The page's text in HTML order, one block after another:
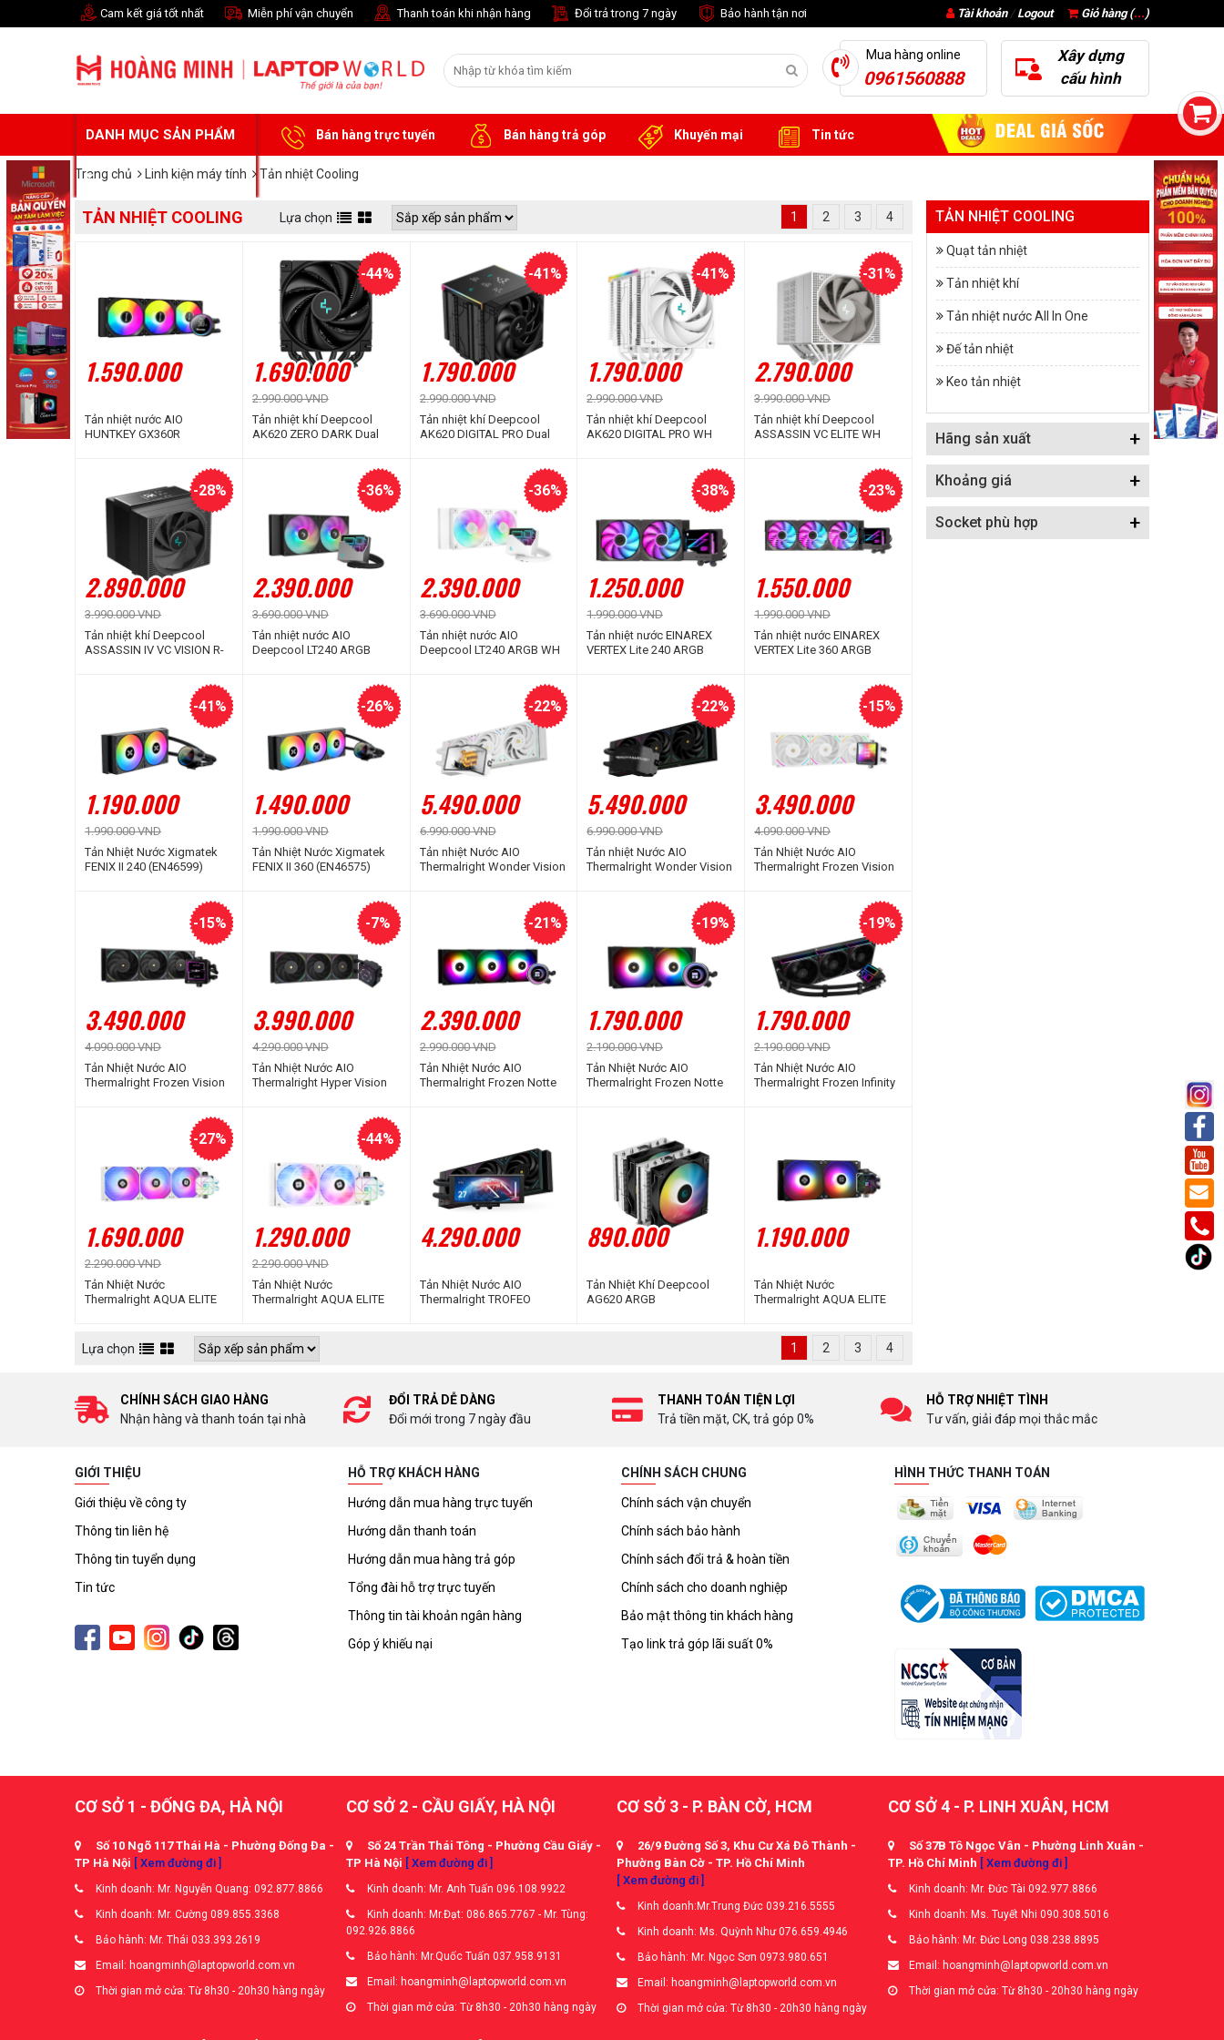
Cam kết giá tốt nhất Miễn phí vận chuyển Thanh toán khi nhận hàng Đổi trả trong 7 ngày Bảo hành tận nơi Giỏ hàng (...)
Tài khoản/ Logout
Mua hàng online
0961560888
Xây dựng
cấu hình
DANH MỤC SẢN PHẨM Bán hàng trực tuyến Bán hàng trả góp Khuyến mại Tin tức
Trang chủ Linh kiện máy tính Tản nhiệt Cooling
TẢN NHIỆT COOLING Lựa chọn 1 2 3 4
1.590.000
Tản nhiệt nước AIO
HUNTKEY GX360R
1.690.000
2.990.000 VND
-44%
Tản nhiệt khí Deepcool
AK620 ZERO DARK Dual
1.790.000
2.990.000 VND
-41%
Tản nhiệt khí Deepcool
AK620 DIGITAL PRO Dual
1.790.000
2.990.000 VND
-41%
Tản nhiệt khí Deepcool
AK620 DIGITAL PRO WH
2.790.000
3.990.000 VND
-31%
Tản nhiệt khí Deepcool
ASSASSIN VC ELITE WH
2.890.000
3.990.000 VND
-28%
Tản nhiệt khí Deepcool
ASSASSIN IV VC VISION R-
2.390.000
3.690.000 VND
-36%
Tản nhiệt nước AIO
Deepcool LT240 ARGB
2.390.000
3.690.000 VND
-36%
Tản nhiệt nước AIO
Deepcool LT240 ARGB WH
1.250.000
1.990.000 VND
-38%
Tản nhiệt nước EINAREX
VERTEX Lite 240 ARGB
1.550.000
1.990.000 VND
-23%
Tản nhiệt nước EINAREX
VERTEX Lite 360 ARGB
1.190.000
1.990.000 VND
-41%
Tản Nhiệt Nước Xigmatek
FENIX II 240 (EN46599)
1.490.000
1.990.000 VND
-26%
Tản Nhiệt Nước Xigmatek
FENIX II 360 (EN46575)
5.490.000
6.990.000 VND
-22%
Tản nhiệt Nước AIO
Thermalright Wonder Vision
5.490.000
6.990.000 VND
-22%
Tản nhiệt Nước AIO
Thermalright Wonder Vision
3.490.000
4.090.000 VND
-15%
Tản Nhiệt Nước AIO
Thermalright Frozen Vision
3.490.000
4.090.000 VND
-15%
Tản Nhiệt Nước AIO
Thermalright Frozen Vision
3.990.000
4.290.000 VND
-7%
Tản Nhiệt Nước AIO
Thermalright Hyper Vision
2.390.000
2.990.000 VND
-21%
Tản Nhiệt Nước AIO
Thermalright Frozen Notte
1.790.000
2.190.000 VND
-19%
Tản Nhiệt Nước AIO
Thermalright Frozen Notte
1.790.000
2.190.000 VND
-19%
Tản Nhiệt Nước AIO
Thermalright Frozen Infinity
1.690.000
2.290.000 VND
-27%
Tản Nhiệt Nước
Thermalright AQUA ELITE
1.290.000
2.290.000 VND
-44%
Tản Nhiệt Nước
Thermalright AQUA ELITE
4.290.000
Tản Nhiệt Nước AIO
Thermalright TROFEO
890.000
Tản Nhiệt Khí Deepcool
AG620 ARGB
1.190.000
Tản Nhiệt Nước
Thermalright AQUA ELITE
Lựa chọn 1 2 3 4
TẢN NHIỆT COOLING
Quạt tản nhiệt
Tản nhiệt khí
Tản nhiệt nước All In One
Đế tản nhiệt
Keo tản nhiệt
Hãng sản xuất +
Khoảng giá +
Socket phù hợp +
CHÍNH SÁCH GIAO HÀNG
Nhận hàng và thanh toán tại nhà
ĐỔI TRẢ DỄ DÀNG
Đổi mới trong 7 ngày đầu
THANH TOÁN TIỆN LỢI
Trả tiền mặt, CK, trả góp 0%
HỖ TRỢ NHIỆT TÌNH
Tư vấn, giải đáp mọi thắc mắc
GIỚI THIỆU
Giới thiệu về công ty
Thông tin liên hệ
Thông tin tuyển dụng
Tin tức
HỖ TRỢ KHÁCH HÀNG
Hướng dẫn mua hàng trực tuyến
Hướng dẫn thanh toán
Hướng dẫn mua hàng trả góp
Tổng đài hỗ trợ trực tuyến
Thông tin tài khoản ngân hàng
Góp ý khiếu nại
CHÍNH SÁCH CHUNG
Chính sách vận chuyển
Chính sách bảo hành
Chính sách đổi trả & hoàn tiền
Chính sách cho doanh nghiệp
Bảo mật thông tin khách hàng
Tạo link trả góp lãi suất 0%
HÌNH THỨC THANH TOÁN
CƠ SỞ 1 - ĐỐNG ĐA, HÀ NỘI
Số 10 Ngõ 117 Thái Hà - Phường Đống Đa -
TP Hà Nội [ Xem đường đi ]
Kinh doanh: Mr. Nguyễn Quang: 092.877.8866
Kinh doanh: Mr. Cường 089.855.3368
Bảo hành: Mr. Thái 033.393.2619
Email: hoangminh@laptopworld.com.vn
Thời gian mở cửa: Từ 8h30 - 20h30 hàng ngày
CƠ SỞ 2 - CẦU GIẤY, HÀ NỘI
Số 24 Trần Thái Tông - Phường Cầu Giấy -
TP Hà Nội [ Xem đường đi ]
Kinh doanh: Mr. Anh Tuấn 096.108.9922
Kinh doanh: Mr.Đạt: 086.865.7767 - Mr. Tùng:
092.926.8866
Bảo hành: Mr.Quốc Tuấn 037.958.9131
Email: hoangminh@laptopworld.com.vn
Thời gian mở cửa: Từ 8h30 - 20h30 hàng ngày
CƠ SỞ 3 - P. BÀN CỜ, HCM
26/9 Đường Số 3, Khu Cư Xá Đô Thành -
Phường Bàn Cờ - TP. Hồ Chí Minh
[ Xem đường đi ]
Kinh doanh:Mr.Trung Đức 039.216.5555
Kinh doanh: Ms. Quỳnh Như 076.659.4946
Bảo hành: Mr. Ngọc Sơn 0973.980.651
Email: hoangminh@laptopworld.com.vn
Thời gian mở cửa: Từ 8h30 - 20h30 hàng ngày
CƠ SỞ 4 - P. LINH XUÂN, HCM
Số 37B Tô Ngọc Vân - Phường Linh Xuân -
TP. Hồ Chí Minh [ Xem đường đi ]
Kinh doanh: Mr. Đức Tài 092.977.8866
Kinh doanh: Ms. Tuyết Nhi 090.308.5016
Bảo hành: Mr. Đức Long 038.238.8895
Email: hoangminh@laptopworld.com.vn
Thời gian mở cửa: Từ 8h30 - 20h30 hàng ngày